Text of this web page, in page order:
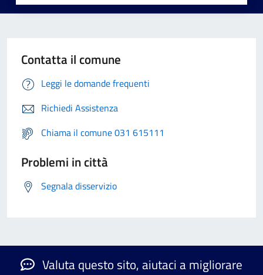
Contatta il comune
Leggi le domande frequenti
Richiedi Assistenza
Chiama il comune 031 615111
Problemi in città
Segnala disservizio
Valuta questo sito, aiutaci a migliorare